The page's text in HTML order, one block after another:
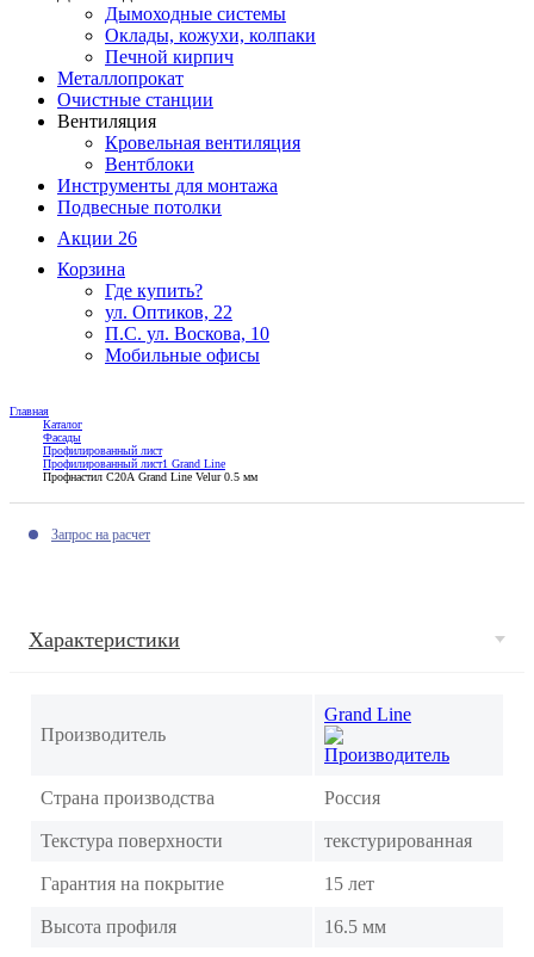
Дымоходные системы
Оклады, кожухи, колпаки
Печной кирпич
Металлопрокат
Очистные станции
Вентиляция
Кровельная вентиляция
Вентблоки
Инструменты для монтажа
Подвесные потолки
Акции 26
Корзина
Где купить?
ул. Оптиков, 22
П.С. ул. Воскова, 10
Мобильные офисы
Главная
Каталог
Фасады
Профилированный лист
Профилированный лист1 Grand Line
Профнастил С20А Grand Line Velur 0.5 мм
Запрос на расчет
Характеристики
Производитель
Grand Line
Страна производства Россия
Текстура поверхности текстурированная
Гарантия на покрытие 15 лет
Высота профиля 16.5 мм